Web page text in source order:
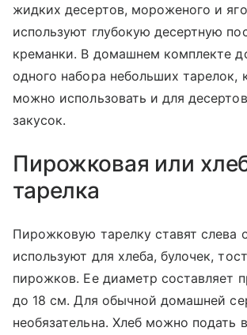
жидких десертов, мороженого и
используют глубокую десертную
креманки. В домашнем комплекте
одного набора небольших тарелок,
можно использовать и для
закусок.
Пирожковая или
тарелка
Пирожковую тарелку ставят слева
используют для хлеба, булочек,
пирожков. Ее диаметр составляет
до 18 см. Для обычной домашней
необязательна. Хлеб можно подать